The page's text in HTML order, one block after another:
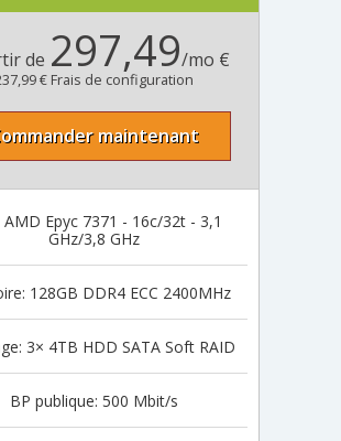
de 297,49/mo €
€ Frais de configuration
maintenant
AMD Epyc 7371 - 16c/32t - 3,1
GHz/3,8 GHz
128GB DDR4 ECC 2400MHz
3× 4TB HDD SATA Soft RAID
BP publique: 500 Mbit/s